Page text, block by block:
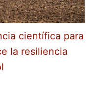
científica para
la resiliencia